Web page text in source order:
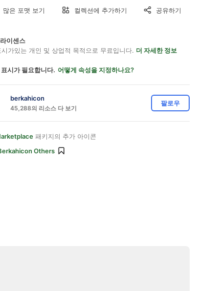
많은 포맷 보기 컬렉션에 추가하기 공유하기
이센스
가있는 개인 및 상업적 목적으로 무료입니다. 더 자세한 정보
시가 필요합니다. 어떻게 속성을 지정하나요?
berkahicon
45,288의 리소스 다 보기
팔로우
패키지의 추가 아이콘
Others